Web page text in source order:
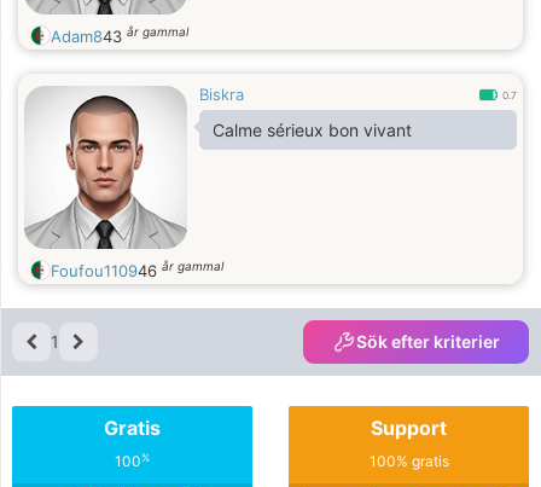
Adam843 år gammal
Biskra 0.7
Calme sérieux bon vivant
Foufou110946 år gammal
1 Sök efter kriterier
Gratis
100%
Support
100% gratis